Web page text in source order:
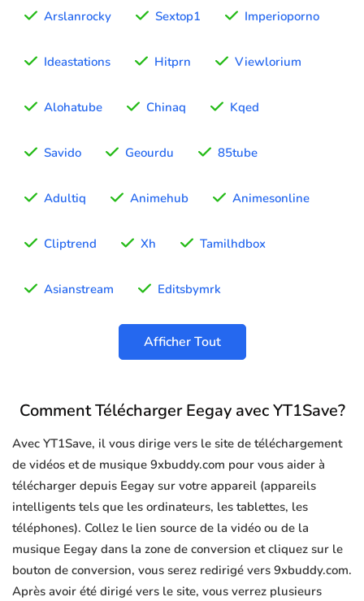
Arslanrocky Sextop1 Imperioporno
Ideastations Hitprn Viewlorium
Alohatube Chinaq Kqed
Savido Geourdu 85tube
Adultiq Animehub Animesonline
Cliptrend Xh Tamilhdbox
Asianstream Editsbymrk
Afficher Tout
Comment Télécharger Eegay avec YT1Save?
Avec YT1Save, il vous dirige vers le site de téléchargement
de vidéos et de musique 9xbuddy.com pour vous aider à
télécharger depuis Eegay sur votre appareil (appareils
intelligents tels que les ordinateurs, les tablettes, les
téléphones). Collez le lien source de la vidéo ou de la
musique Eegay dans la zone de conversion et cliquez sur le
bouton de conversion, vous serez redirigé vers 9xbuddy.com.
Après avoir été dirigé vers le site, vous verrez plusieurs